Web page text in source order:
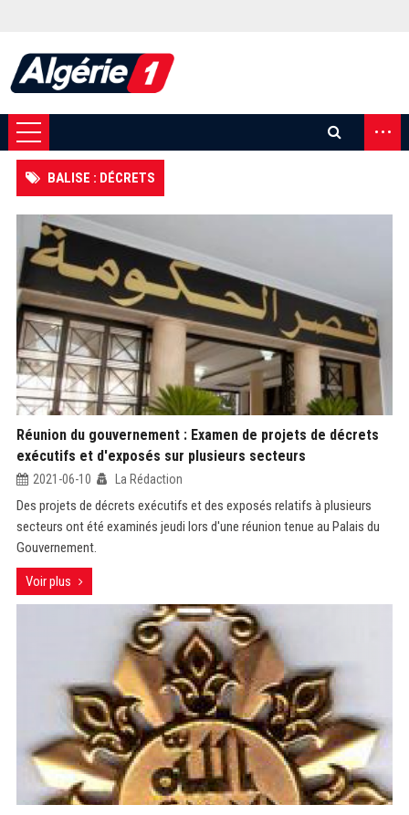
...
BALISE : DÉCRETS
Réunion du gouvernement : Examen de projets de décrets
exécutifs et d'exposés sur plusieurs secteurs
2021-06-10 La Rédaction
Des projets de décrets exécutifs et des exposés relatifs à plusieurs
secteurs ont été examinés jeudi lors d'une réunion tenue au Palais du
Gouvernement.
Voir plus